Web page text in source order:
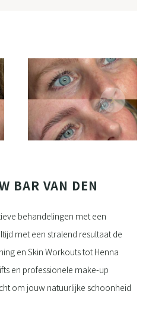
BAR VAN DEN
behandelingen met een
met een stralend resultaat de
en Skin Workouts tot Henna
en professionele make-up
om jouw natuurlijke schoonheid